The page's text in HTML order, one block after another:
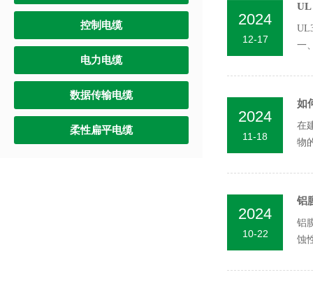
控制电缆
电力电缆
数据传输电缆
柔性扁平电缆
2024
12-17
UL
一
2024
11-18
如
在
物
2024
10-22
铝
铝
蚀